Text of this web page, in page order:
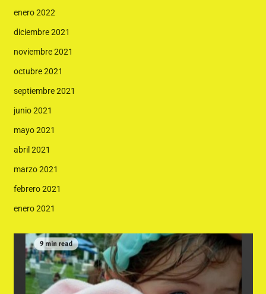
enero 2022
diciembre 2021
noviembre 2021
octubre 2021
septiembre 2021
junio 2021
mayo 2021
abril 2021
marzo 2021
febrero 2021
enero 2021